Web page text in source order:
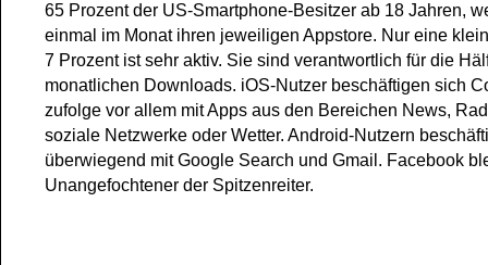
65 Prozent der US-Smartphone-Besitzer ab 18 Jahren,
einmal im Monat ihren jeweiligen Appstore. Nur eine
7 Prozent ist sehr aktiv. Sie sind verantwortlich für die
monatlichen Downloads. iOS-Nutzer beschäftigen sich
zufolge vor allem mit Apps aus den Bereichen News,
soziale Netzwerke oder Wetter. Android-Nutzern
überwiegend mit Google Search und Gmail. Facebook
Unangefochtener der Spitzenreiter.